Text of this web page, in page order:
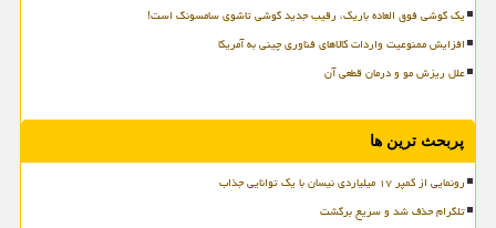
یک گوشی فوق العاده باریک، رقیب جدید گوشی تاشوی سامسونگ است!
افزایش ممنوعیت واردات کالاهای فناوری چینی به آمریکا
علل ریزش مو و درمان قطعی آن
پربحث ترین ها
رونمایی از کمپر ۱۷ میلیاردی نیسان با یک توانایی جذاب
تلگرام حذف شد و سریع برگشت